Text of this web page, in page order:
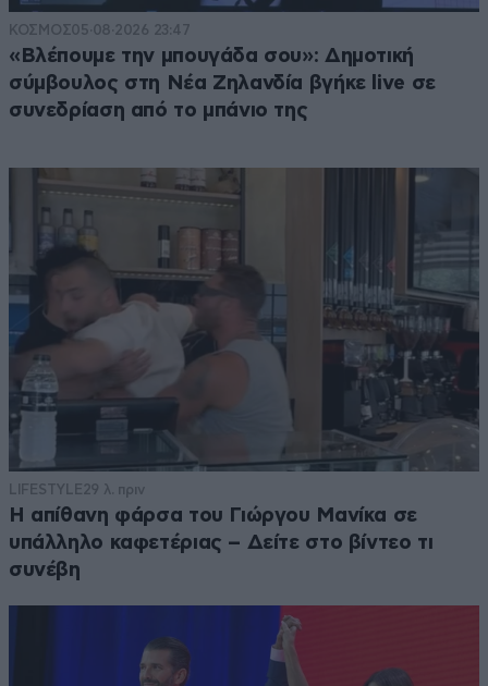
ΚΟΣΜΟΣ05·08·2026 23:47
«Βλέπουμε την μπουγάδα σου»: Δημοτική
σύμβουλος στη Νέα Ζηλανδία βγήκε live σε
συνεδρίαση από το μπάνιο της
LIFESTYLE 29 λ. πριν
Η απίθανη φάρσα του Γιώργου Μανίκα σε
υπάλληλο καφετέριας – Δείτε στο βίντεο τι
συνέβη